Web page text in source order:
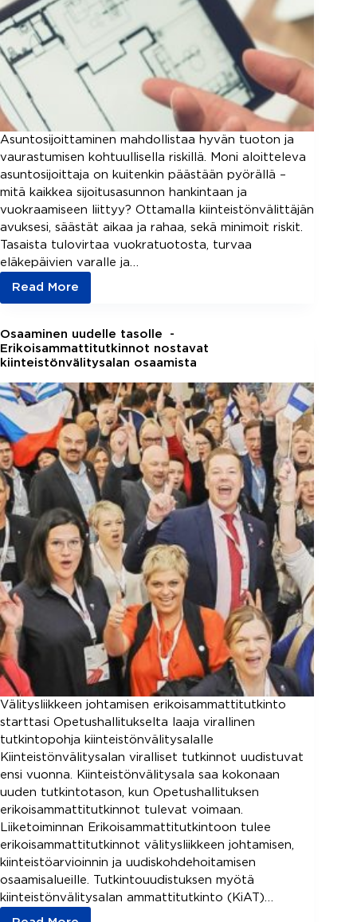
Asuntosijoittaminen mahdollistaa hyvän tuoton ja
vaurastumisen kohtuullisella riskillä. Moni aloitteleva
asuntosijoittaja on kuitenkin päästään pyörällä –
mitä kaikkea sijoitusasunnon hankintaan ja
vuokraamiseen liittyy? Ottamalla kiinteistönvälittäjän
avuksesi, säästät aikaa ja rahaa, sekä minimoit riskit.
Tasaista tulovirtaa vuokratuotosta, turvaa
eläkepäivien varalle ja…
Read More
mielessä?
–
Ota
kiinteistönvälittäjä
avuksesi
Osaaminen uudelle tasolle -
Erikoisammattitutkinnot nostavat
kiinteistönvälitysalan osaamista
Välitysliikkeen johtamisen erikoisammattitutkinto
starttasi Opetushallitukselta laaja virallinen
tutkintopohja kiinteistönvälitysalalle
Kiinteistönvälitysalan viralliset tutkinnot uudistuvat
ensi vuonna. Kiinteistönvälitysala saa kokonaan
uuden tutkintotason, kun Opetushallituksen
erikoisammattitutkinnot tulevat voimaan.
Liiketoiminnan Erikoisammattitutkintoon tulee
erikoisammattitutkinnot välitysliikkeen johtamisen,
kiinteistöarvioinnin ja uudiskohdehoitamisen
osaamisalueille. Tutkintouudistuksen myötä
kiinteistönvälitysalan ammattitutkinto (KiAT)…